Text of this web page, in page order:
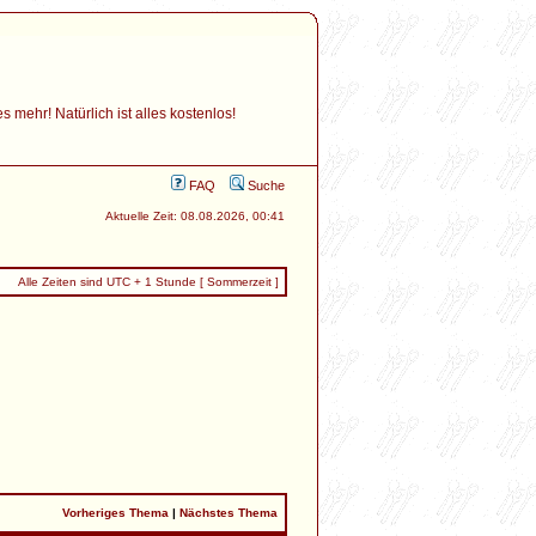
mehr! Natürlich ist alles kostenlos!
FAQ Suche
Aktuelle Zeit: 08.08.2026, 00:41
Alle Zeiten sind UTC + 1 Stunde [ Sommerzeit ]
Vorheriges Thema | Nächstes Thema